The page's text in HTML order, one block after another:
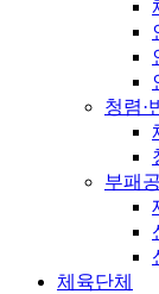
청렴·
부패
체육단체